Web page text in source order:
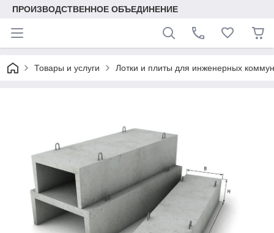
ПРОИЗВОДСТВЕННОЕ ОБЪЕДИНЕНИЕ
Товары и услуги Лотки и плиты для инженерных